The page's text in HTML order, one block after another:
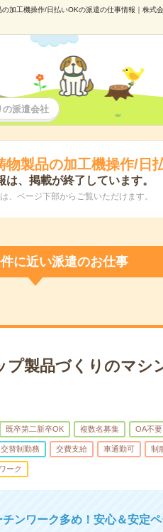
の加工機操作/日払いOKの派遣の仕事情報｜株
の派遣会社
物製品の加工機操作/日
は、掲載が終了しています。
、ページ下部からご覧いただけます。
に近い派遣のお仕事
プ製品づくりのマシ
既卒第二新卒OK 複数名募集 OA不要
交替制勤務 交費支給 車通勤可 制
ーク
ワーク多め！安心＆安定ペ